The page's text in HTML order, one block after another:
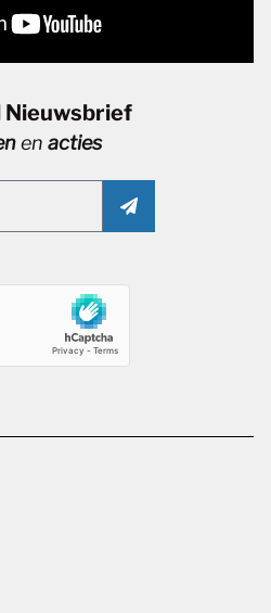
Nieuwsbrief
en acties